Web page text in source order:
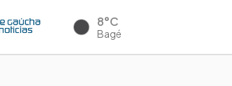
8°C
Bagé